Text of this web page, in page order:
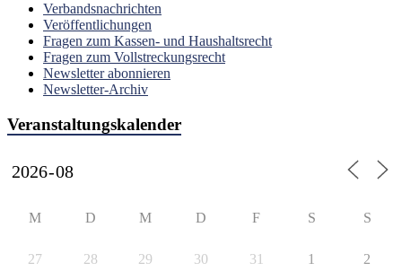
Verbandsnachrichten
Veröffentlichungen
Fragen zum Kassen- und Haushaltsrecht
Fragen zum Vollstreckungsrecht
Newsletter abonnieren
Newsletter-Archiv
Veranstaltungskalender
M D M D F S S
27 28 29 30 31 1 2